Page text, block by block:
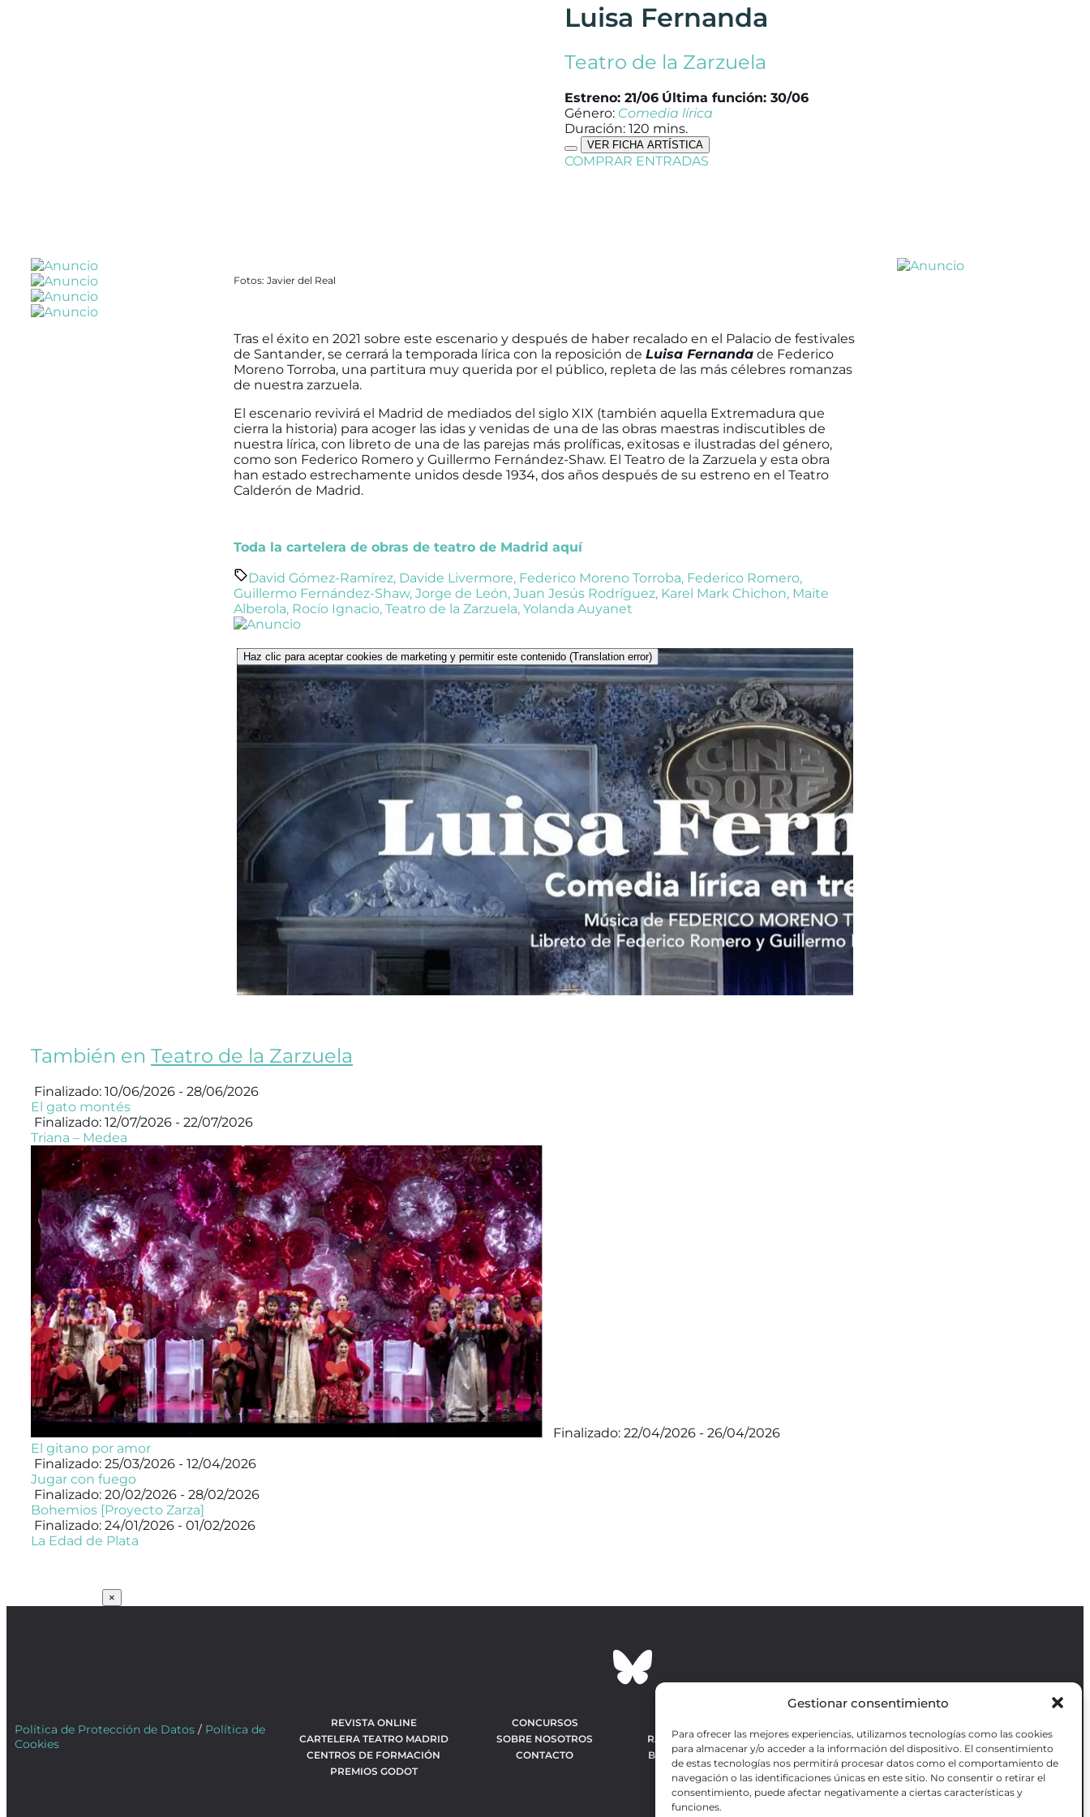
Gestionar consentimiento
Para ofrecer las mejores experiencias, utilizamos tecnologías como las cookies
para almacenar y/o acceder a la información del dispositivo. El consentimiento
de estas tecnologías nos permitirá procesar datos como el comportamiento de
navegación o las identificaciones únicas en este sitio. No consentir o retirar el
consentimiento, puede afectar negativamente a ciertas características y
funciones.
Luisa Fernanda
Teatro de la Zarzuela
Estreno: 21/06 Última función: 30/06
Género: Comedia lírica
Duración: 120 mins.
VER FICHA ARTÍSTICA
COMPRAR ENTRADAS
Fotos: Javier del Real
Tras el éxito en 2021 sobre este escenario y después de haber recalado en el Palacio de festivales
de Santander, se cerrará la temporada lírica con la reposición de Luisa Fernanda de Federico
Moreno Torroba, una partitura muy querida por el público, repleta de las más célebres romanzas
de nuestra zarzuela.
El escenario revivirá el Madrid de mediados del siglo XIX (también aquella Extremadura que
cierra la historia) para acoger las idas y venidas de una de las obras maestras indiscutibles de
nuestra lírica, con libreto de una de las parejas más prolíficas, exitosas e ilustradas del género,
como son Federico Romero y Guillermo Fernández-Shaw. El Teatro de la Zarzuela y esta obra
han estado estrechamente unidos desde 1934, dos años después de su estreno en el Teatro
Calderón de Madrid.
Toda la cartelera de obras de teatro de Madrid aquí
David Gómez-Ramírez, Davide Livermore, Federico Moreno Torroba, Federico Romero,
Guillermo Fernández-Shaw, Jorge de León, Juan Jesús Rodríguez, Karel Mark Chichon, Maite
Alberola, Rocío Ignacio, Teatro de la Zarzuela, Yolanda Auyanet
Haz clic para aceptar cookies de marketing y permitir este contenido (Translation error)
También en Teatro de la Zarzuela
Finalizado: 10/06/2026 - 28/06/2026
El gato montés
Finalizado: 12/07/2026 - 22/07/2026
Triana – Medea
Finalizado: 22/04/2026 - 26/04/2026
El gitano por amor
Finalizado: 25/03/2026 - 12/04/2026
Jugar con fuego
Finalizado: 20/02/2026 - 28/02/2026
Bohemios [Proyecto Zarza]
Finalizado: 24/01/2026 - 01/02/2026
La Edad de Plata
×
Política de Protección de Datos / Política de
Cookies
REVISTA ONLINE
CARTELERA TEATRO MADRID
CENTROS DE FORMACIÓN
PREMIOS GODOT
CONCURSOS
SOBRE NOSOTROS
CONTACTO
RANKING MEJORES OBRAS
BÚSQUEDA AVANZADA DE
OBRAS
independiente especializada en información
que se distribuye en espacios escénicos,
además de otros puntos de interés turístico
y de ocio de la capital.